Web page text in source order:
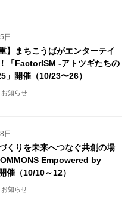
日
】まちこうばがエンターテイ
「FactorISM -アトツギたちの
」開催（10/23〜26）
お知らせ
日
くりを未来へつなぐ共創の場
Empowered by
催（10/10～12）
お知らせ